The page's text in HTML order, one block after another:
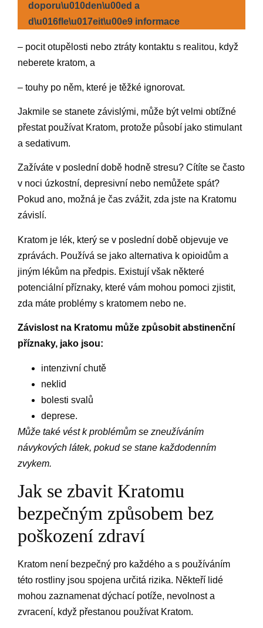
doporu\u010den\u00ed a
d\u016fle\u017eit\u00e9 informace
– pocit otupělosti nebo ztráty kontaktu s realitou, když
neberete kratom, a
– touhy po něm, které je těžké ignorovat.
Jakmile se stanete závislými, může být velmi obtížné
přestat používat Kratom, protože působí jako stimulant
a sedativum.
Zažíváte v poslední době hodně stresu? Cítíte se často
v noci úzkostní, depresivní nebo nemůžete spát?
Pokud ano, možná je čas zvážit, zda jste na Kratomu
závislí.
Kratom je lék, který se v poslední době objevuje ve
zprávách. Používá se jako alternativa k opioidům a
jiným lékům na předpis. Existují však některé
potenciální příznaky, které vám mohou pomoci zjistit,
zda máte problémy s kratomem nebo ne.
Závislost na Kratomu může způsobit abstinenční
příznaky, jako jsou:
intenzivní chutě
neklid
bolesti svalů
deprese.
Může také vést k problémům se zneužíváním
návykových látek, pokud se stane každodenním
zvykem.
Jak se zbavit Kratomu
bezpečným způsobem bez
poškození zdraví
Kratom není bezpečný pro každého a s používáním
této rostliny jsou spojena určitá rizika. Někteří lidé
mohou zaznamenat dýchací potíže, nevolnost a
zvracení, když přestanou používat Kratom.